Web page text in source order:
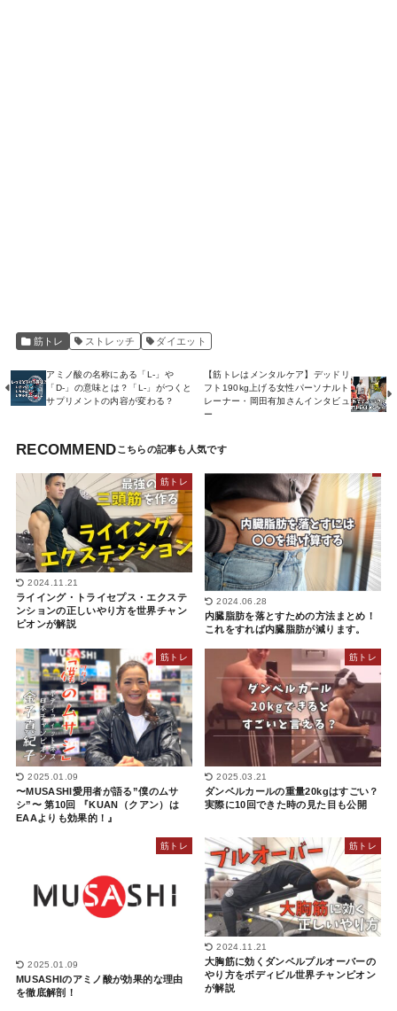
筋トレ ストレッチ ダイエット
アミノ酸の名称にある「L-」や
「D-」の意味とは？「L-」がつくと
サプリメントの内容が変わる？
【筋トレはメンタルケア】デッドリ
フト190kg上げる女性パーソナルト
レーナー・岡田有加さんインタビュ
ー
RECOMMEND
筋トレ
2024.11.21
ライイング・トライセプス・エクステ
ンションの正しいやり方を世界チャン
ピオンが解説
2024.06.28
内臓脂肪を落とすための方法まとめ！
これをすれば内臓脂肪が減ります。
筋トレ
2025.01.09
〜MUSASHI愛用者が語る”僕のムサ
シ”〜 第10回 『KUAN（クアン）は
EAAよりも効果的！』
筋トレ
2025.03.21
ダンベルカールの重量20kgはすごい？
実際に10回できた時の見た目も公開
筋トレ
2025.01.09
MUSASHIのアミノ酸が効果的な理由
を徹底解剖！
筋トレ
2024.11.21
大胸筋に効くダンベルプルオーバーの
やり方をボディビル世界チャンピオン
が解説